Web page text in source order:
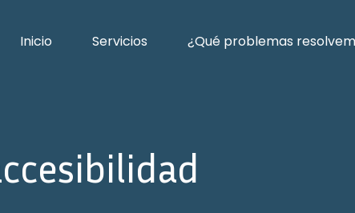
Inicio Servicios ¿Qué problemas